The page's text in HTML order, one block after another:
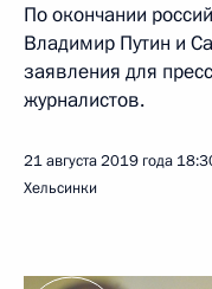
По окончании
Владимир Путин и
заявления для
журналистов.
21 августа 2019 года
Хельсинки